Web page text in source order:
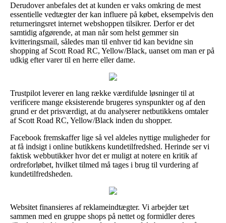
Derudover anbefales det at kunden er vaks omkring de mest
essentielle vedtægter der kan influere på købet, eksempelvis den
returneringsret internet webshoppen tilsikrer. Derfor er det
samtidig afgørende, at man når som helst gemmer sin
kvitteringsmail, således man til enhver tid kan bevidne sin
shopping af Scott Road RC, Yellow/Black, uanset om man er på
udkig efter varer til en herre eller dame.
Trustpilot leverer en lang række værdifulde løsninger til at
verificere mange eksisterende brugeres synspunkter og af den
grund er det prisværdigt, at du analyserer netbutikkens omtaler
af Scott Road RC, Yellow/Black inden du shopper.
Facebook fremskaffer lige så vel aldeles nyttige muligheder for
at få indsigt i online butikkens kundetilfredshed. Herinde ser vi
faktisk webbutikker hvor det er muligt at notere en kritik af
ordreforløbet, hvilket tilmed må tages i brug til vurdering af
kundetilfredsheden.
Websitet finansieres af reklameindtægter. Vi arbejder tæt
sammen med en gruppe shops på nettet og formidler deres